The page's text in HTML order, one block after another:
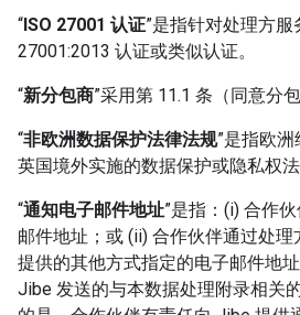
“ISO 27001 认证”是指针对处理方服
27001:2013 认证或类似认证。
“新分包商”采用第 11.1 条（同意分
“非欧洲数据保护法律法规”是指欧洲
英国境外实施的数据保护或隐私权法
“通知电子邮件地址”是指：(i) 合作
邮件地址；或 (ii) 合作伙伴通过处
提供的其他方式指定的电子邮件地
Jibe 发送的与本数据处理附录相关